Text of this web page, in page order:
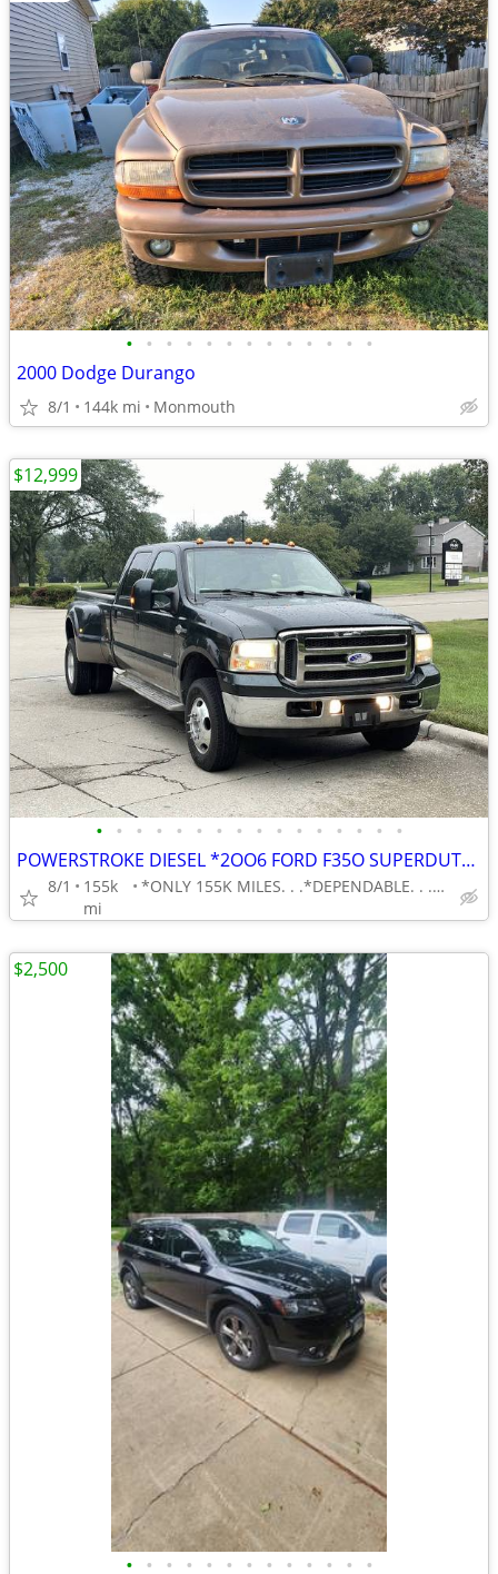
• • • • • • • • • • • • •
2000 Dodge Durango
8/1 144k mi Monmouth
• • • • • • • • • • • • • • • •
POWERSTROKE DIESEL *2OO6 FORD F35O SUPERDUTY 1-TON DUALLY CREW CAB
8/1
155k
mi
*ONLY 155K MILES. . .*DEPENDABLE. . .*AFFORDABLE
$12,999
• • • • • • • • • • • • •
$2,500